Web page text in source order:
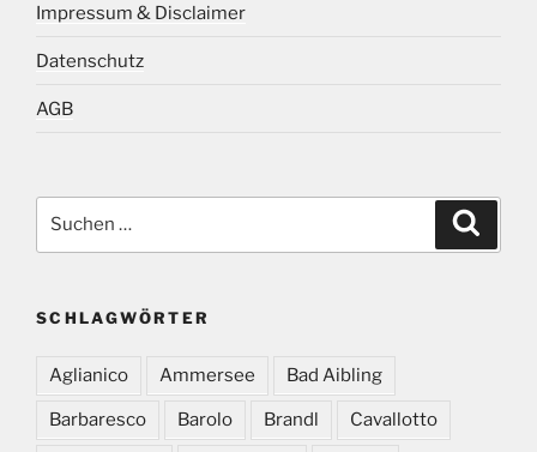
Impressum & Disclaimer
Datenschutz
AGB
nach:
SCHLAGWÖRTER
Aglianico Ammersee Bad Aibling
Barbaresco Barolo Brandl Cavallotto